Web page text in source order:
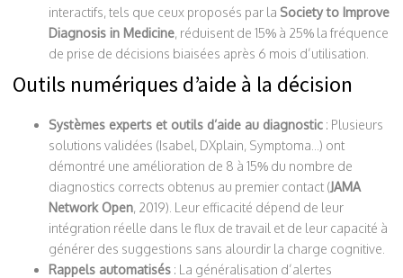
interactifs, tels que ceux proposés par la Society to Improve
Diagnosis in Medicine, réduisent de 15% à 25% la fréquence
de prise de décisions biaisées après 6 mois d’utilisation.
Outils numériques d’aide à la décision
Systèmes experts et outils d’aide au diagnostic : Plusieurs
solutions validées (Isabel, DXplain, Symptoma...) ont
démontré une amélioration de 8 à 15% du nombre de
diagnostics corrects obtenus au premier contact (JAMA
Network Open, 2019). Leur efficacité dépend de leur
intégration réelle dans le flux de travail et de leur capacité à
générer des suggestions sans alourdir la charge cognitive.
Rappels automatisés : La généralisation d’alertes